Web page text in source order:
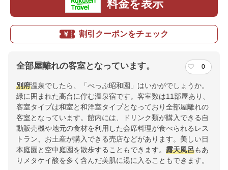
料金を表示
割引クーポンをチェック
全部屋離れの客室となっています。 0
別府温泉でしたら、「べっぷ昭和園」はいかがでしょうか。
緑に囲まれた高台に佇む温泉宿です。客室数は11部屋あり、
客室タイプは和室と和洋室タイプとなっており全部屋離れの
客室となっています。館内には、ドリンク類が購入できる自
動販売機や地元の食材を利用した会席料理が食べられるレス
トラン、お土産が購入できる売店などがあります。美しい日
本庭園と空中庭園を散歩することもできます。 露天風呂もあ
りメタケイ酸を多く含んだ美肌に湯に入ることもできます。